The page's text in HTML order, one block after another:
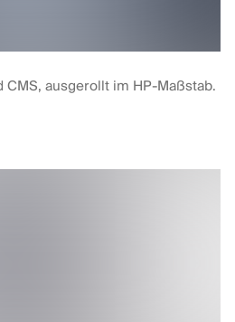
ausgerollt im HP-Maßstab.